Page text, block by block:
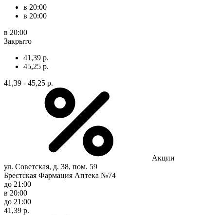
в 20:00
в 20:00
в 20:00
Закрыто
41,39 р.
45,25 р.
41,39 - 45,25 р.
Акции
ул. Советская, д. 38, пом. 59
Брестская Фармация Аптека №74
до 21:00
в 20:00
до 21:00
41,39 р.